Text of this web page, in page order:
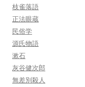
枝雀落語
正法眼蔵
民俗学
源氏物語
漱石
灰谷健次郎
無差別殺人